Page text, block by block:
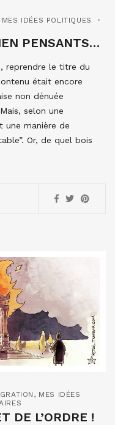
MES IDÉES POLITIQUES
PENSANTS…
reprendre le titre du
était encore
non dénuée
selon une
une manière de
Or, de quel bois
, MES IDÉES
DE L’ORDRE !